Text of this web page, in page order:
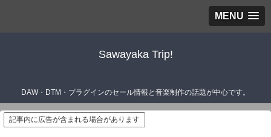
MENU
Sawayaka Trip!
DAW・DTM・プラグインのセール情報と音楽制作の話題が中心です。
記事内に広告が含まれる場合があります